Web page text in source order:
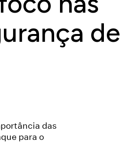
de
das
para o